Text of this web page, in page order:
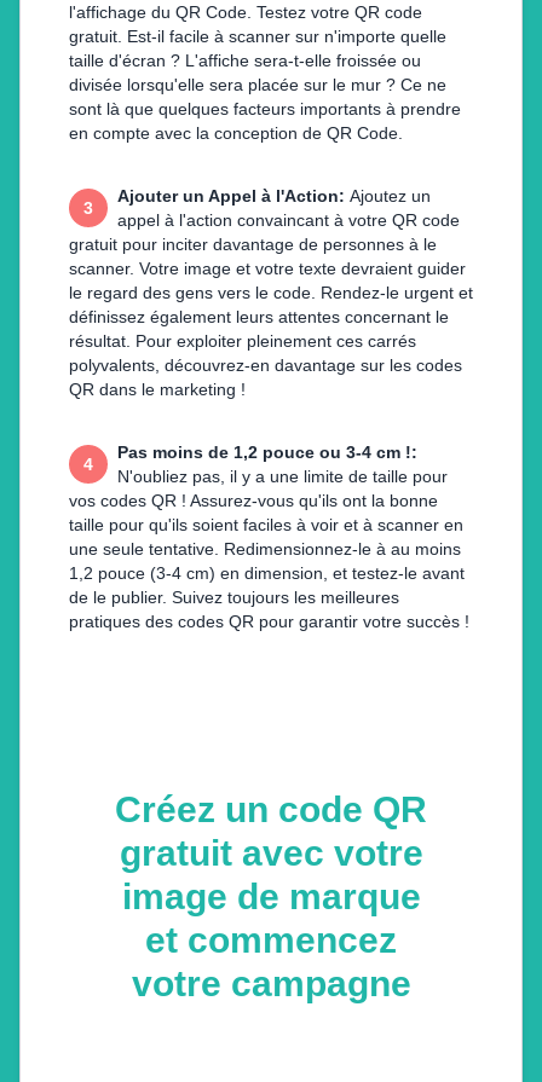
l'affichage du QR Code. Testez votre QR code
gratuit. Est-il facile à scanner sur n'importe quelle
taille d'écran ? L'affiche sera-t-elle froissée ou
divisée lorsqu'elle sera placée sur le mur ? Ce ne
sont là que quelques facteurs importants à prendre
en compte avec la conception de QR Code.
3
Ajouter un Appel à l'Action: Ajoutez un
appel à l'action convaincant à votre QR code
gratuit pour inciter davantage de personnes à le
scanner. Votre image et votre texte devraient guider
le regard des gens vers le code. Rendez-le urgent et
définissez également leurs attentes concernant le
résultat. Pour exploiter pleinement ces carrés
polyvalents, découvrez-en davantage sur les codes
QR dans le marketing !
4
Pas moins de 1,2 pouce ou 3-4 cm !:
N'oubliez pas, il y a une limite de taille pour
vos codes QR ! Assurez-vous qu'ils ont la bonne
taille pour qu'ils soient faciles à voir et à scanner en
une seule tentative. Redimensionnez-le à au moins
1,2 pouce (3-4 cm) en dimension, et testez-le avant
de le publier. Suivez toujours les meilleures
pratiques des codes QR pour garantir votre succès !
Créez un code QR
gratuit avec votre
image de marque
et commencez
votre campagne